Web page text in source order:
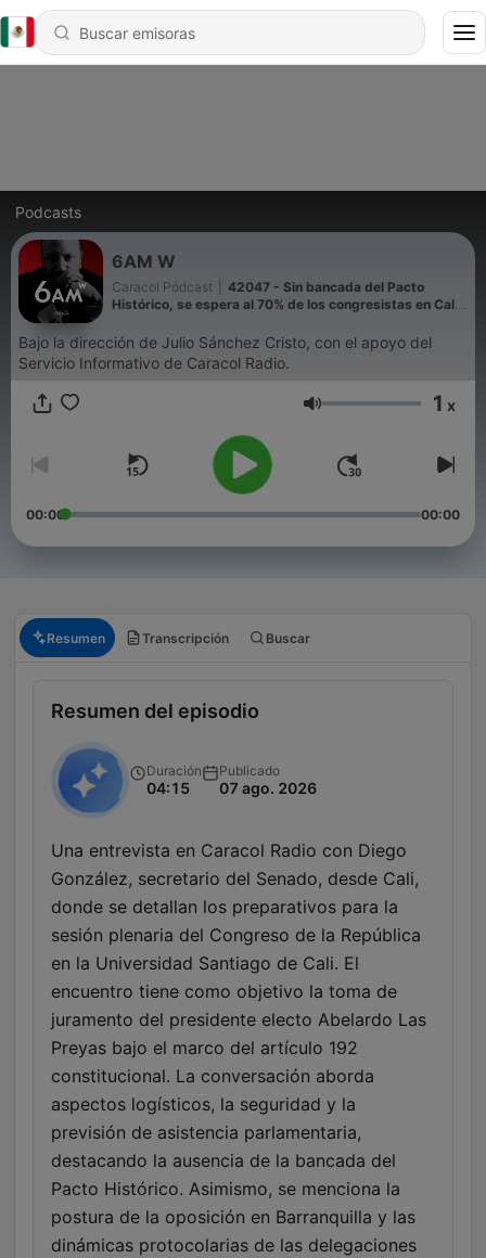
Podcasts
6AM W
Caracol Pódcast
42047 - Sin bancada del Pacto
Histórico, se espera al 70% de los congresistas en Cali:
Bajo la dirección de Julio Sánchez Cristo, con el apoyo del
Servicio Informativo de Caracol Radio.
Volumen 1 x
00:00 00:00
Resumen Transcripción Buscar
Resumen del episodio
Duración
04:15
Publicado
07 ago. 2026
Una entrevista en Caracol Radio con Diego
González, secretario del Senado, desde Cali,
donde se detallan los preparativos para la
sesión plenaria del Congreso de la República
en la Universidad Santiago de Cali. El
encuentro tiene como objetivo la toma de
juramento del presidente electo Abelardo Las
Preyas bajo el marco del artículo 192
constitucional. La conversación aborda
aspectos logísticos, la seguridad y la
previsión de asistencia parlamentaria,
destacando la ausencia de la bancada del
Pacto Histórico. Asimismo, se menciona la
postura de la oposición en Barranquilla y las
dinámicas protocolarias de las delegaciones